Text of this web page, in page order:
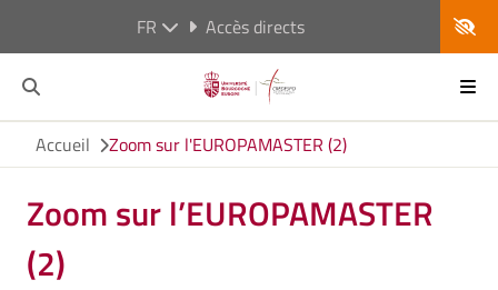
FR Accès directs
Accueil Zoom sur l'EUROPAMASTER (2)
Zoom sur l’EUROPAMASTER
(2)